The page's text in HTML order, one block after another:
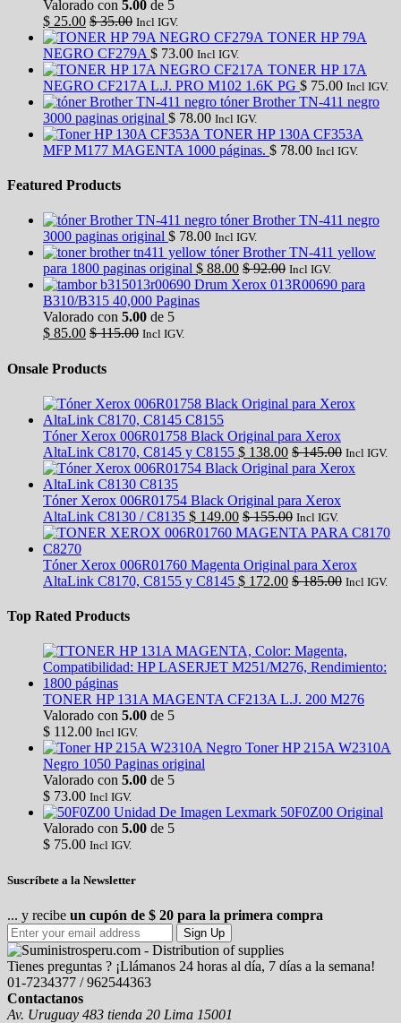
Valorado con 5.00 de 5
$ 25.00 $35.00 Incl IGV.
TONER HP 79A
NEGRO CF279A $ 73.00 Incl IGV.
TONER HP 17A
NEGRO CF217A L.J. PRO M102 1.6K PG $ 75.00 Incl IGV.
tóner Brother TN-411 negro
3000 paginas original $ 78.00 Incl IGV.
TONER HP 130A CF353A
MFP M177 MAGENTA 1000 páginas. $ 78.00 Incl IGV.
Featured Products
tóner Brother TN-411 negro
3000 paginas original $ 78.00 Incl IGV.
tóner Brother TN-411 yellow
para 1800 paginas original $ 88.00 $92.00 Incl IGV.
Drum Xerox 013R00690 para
B310/B315 40,000 Paginas
Valorado con 5.00 de 5
$ 85.00 $115.00 Incl IGV.
Onsale Products
Tóner Xerox 006R01758 Black Original para Xerox
AltaLink C8170, C8145 y C8155 $ 138.00 $145.00 Incl IGV.
Tóner Xerox 006R01754 Black Original para Xerox
AltaLink C8130 / C8135 $ 149.00 $155.00 Incl IGV.
Tóner Xerox 006R01760 Magenta Original para Xerox
AltaLink C8170, C8155 y C8145 $ 172.00 $185.00 Incl IGV.
Top Rated Products
TONER HP 131A MAGENTA CF213A L.J. 200 M276
Valorado con 5.00 de 5
$ 112.00 Incl IGV.
Toner HP 215A W2310A
Negro 1050 Paginas original
Valorado con 5.00 de 5
$ 73.00 Incl IGV.
Unidad De Imagen Lexmark 50F0Z00 Original
Valorado con 5.00 de 5
$ 75.00 Incl IGV.
Suscríbete a la Newsletter
... y recibe un cupón de $ 20 para la primera compra
Sign Up
Tienes preguntas ? ¡Llámanos 24 horas al día, 7 días a la semana!
01-7234377 / 962544363
Contactanos
Av. Uruguay 483 tienda 20 Lima 15001